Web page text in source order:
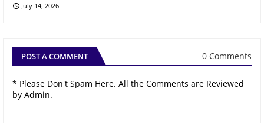
July 14, 2026
POST A COMMENT 0 Comments
* Please Don't Spam Here. All the Comments are Reviewed
by Admin.